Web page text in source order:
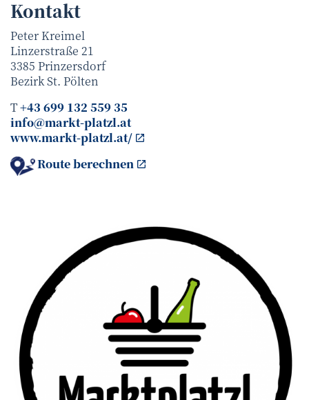
Kontakt
Peter Kreimel
Linzerstraße 21
3385 Prinzersdorf
BezirkSt. Pölten
T+43 699 132 559 35
info@markt-platzl.at
www.markt-platzl.at/
Route berechnen